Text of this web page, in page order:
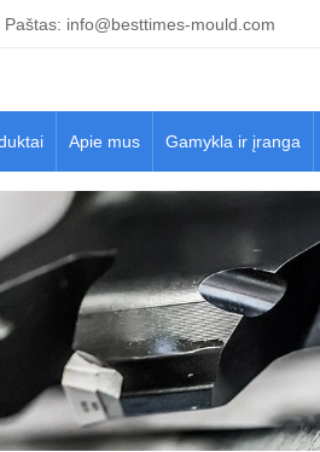
Paštas: info@besttimes-mould.com
Apie mus Gamykla ir įranga